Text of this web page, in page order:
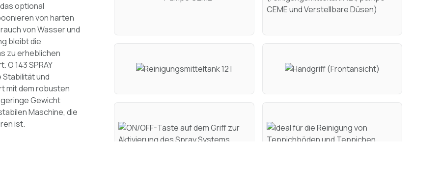
optional
von harten
von Wasser und
bleibt die
zu erheblichen
O 143 SPRAY
und
mit dem robusten
Gewicht
Maschine, die
ist.